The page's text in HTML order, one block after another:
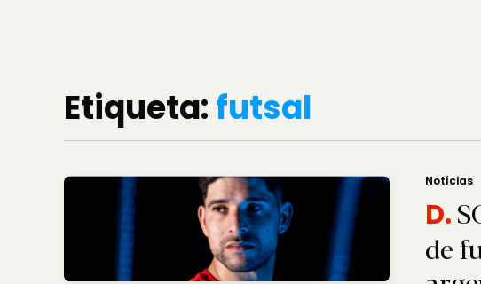
Etiqueta:futsal
Notícias
D.
de